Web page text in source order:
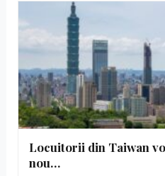
Locuitorii din Taiwan
nou…